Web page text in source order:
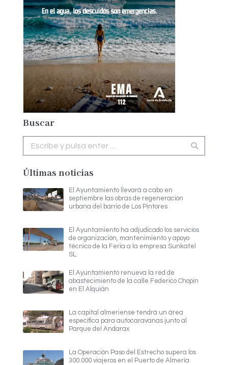
Buscar
Últimas noticias
El Ayuntamiento llevará a cabo en
septiembre las obras de regeneración
urbana del barrio de Los Pintores
El Ayuntamiento ha adjudicado los servicios
de organización, mantenimiento y apoyo
técnico de la Feria a la empresa Sunkatel
SL.
El Ayuntamiento renueva la red de
abastecimiento de la calle Federico Chopin
en El Alquián
La capital almeriense tendrá un área
específica para autocaravanas junto al
Parque del Andarax
La Operación Paso del Estrecho supera los
300.000 viajeros en el Puerto de Almería